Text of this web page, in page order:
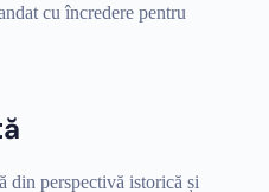
cu încredere pentru
din perspectivă istorică și